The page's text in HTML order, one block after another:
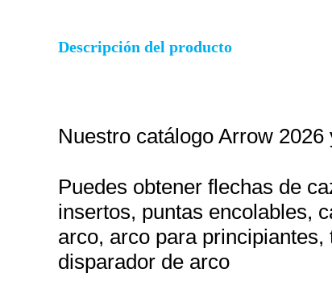
Descripción del producto
Nuestro catálogo Arrow
Puedes obtener flechas de
insertos, puntas encolables,
arco, arco para
disparador de arco